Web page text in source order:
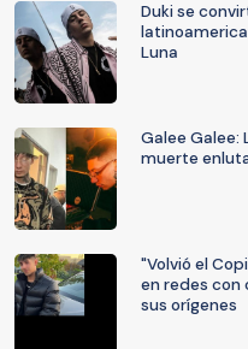
Duki se
Luna
Galee
muerte
"Volvió el
en redes con
sus orígenes